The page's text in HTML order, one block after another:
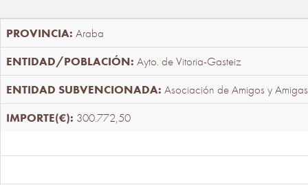
Araba
Ayto. de Vitoria-Gasteiz
Asociación de Amigos y
300.772,50